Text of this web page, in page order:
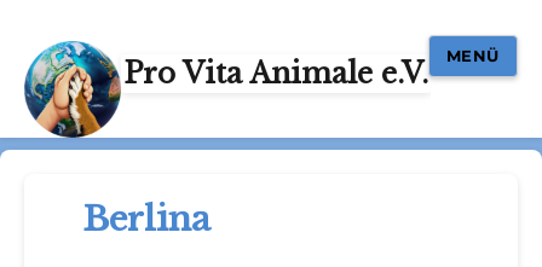
Pro Vita Animale e.V.
MENÜ
Berlina